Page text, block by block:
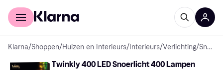
Voor shoppers
Klarna/Shoppen/Huizen en Interieurs/ Interieurs/Verlichting/ Snoerlichten
Twinkly 400 LED Snoerlicht 400 Lampen